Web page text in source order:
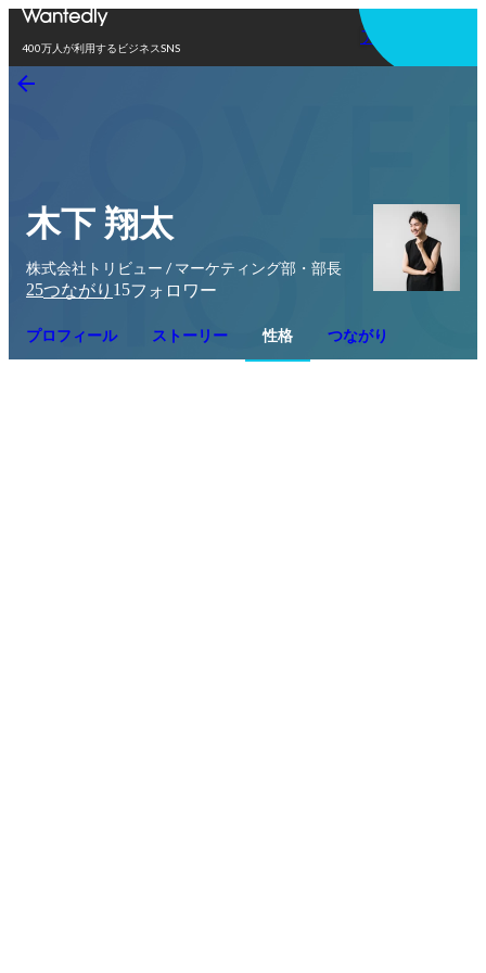
400万人が利用するビジネスSNS
アプリを使う
木下 翔太
株式会社トリビュー / マーケティング部・部長
25つながり 15フォロワー
プロフィール ストーリー 性格 つながり